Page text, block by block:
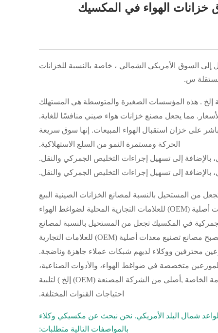
إلى السوق الأمريكي الشمالي ، خاصة بالنسبة للخزانات
س.
إلخ . هذه المؤسسات الصغيرة والمتوسطة هي المستهلك
مما يجعل مصنع خزانات هواء صيني منافسًا للغاية.
على خزان استقبال الهواء المبيعات. إنها سوق سريعة
الحركة ومستمرة النمو من السلع الاستهلاكية.
بالإضافة إلى تسهيل إجراءات التخليص الجمركي والنقل.
بالإضافة إلى تسهيل إجراءات التخليص الجمركي والنقل.
من المستحيل بالنسبة لمصانع الخزانات الصينية البيع
مباشرة إلى العملاء النهائيين المنتشرين. ولذلك، وبالإضافة إلى التعاون مع مصنعي ضواغط الهواء لتصبح مصانع تصنيع معدات أصلية (OEM) للعلامات التجارية المحلية لضواغط الهواء
في المكسيك تجعل من المستحيل بالنسبة لمصانع
الخزانات الصينية البيع مباشرة إلى العملاء النهائيين المنتشرين. ولذلك، وبالإضافة إلى التعاون مع مصنعي ضواغط الهواء لتصبح مصانع تصنيع معدات أصلية (OEM) للعلامات التجارية
محترفين ووكلاء لديهم شبكات عملاء جاهزة وناضجة.
متخصصة في ضواغط الهواء، والأدوات الصناعية،
الخاصة , أصلي من الشركة المصنعة (OEM) إلخ ) لتلبية
احتياجات القنوات المختلفة.
شمال البلد الأمريكي. نحن نبحث عن مكسيكي وكلاء
بالمواصفات التالية متطلبات: